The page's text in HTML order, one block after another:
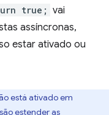
true; vai
assíncronas,
estar ativado ou
está ativado em
estender as